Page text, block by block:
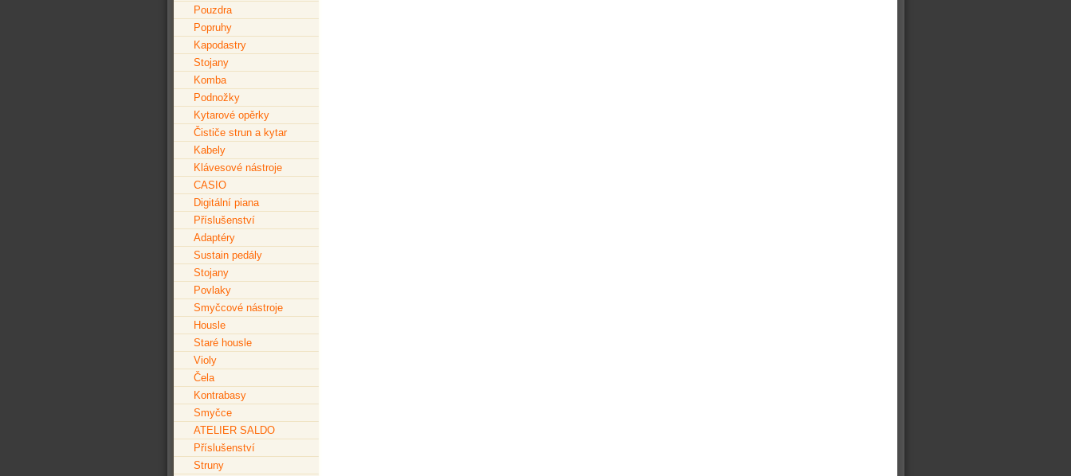
Pouzdra
Popruhy
Kapodastry
Stojany
Komba
Podnožky
Kytarové opěrky
Čističe strun a kytar
Kabely
Klávesové nástroje
CASIO
Digitální piana
Příslušenství
Adaptéry
Sustain pedály
Stojany
Povlaky
Smyčcové nástroje
Housle
Staré housle
Violy
Čela
Kontrabasy
Smyčce
ATELIER SALDO
Příslušenství
Struny